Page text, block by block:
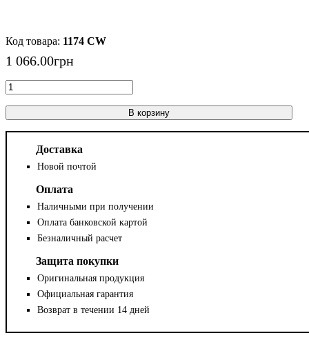
1174 CW
1 066.00грн
В корзину
Доставка
Новой почтой
Оплата
Наличными при получении
Оплата банковской картой
Безналичный расчет
Защита покупки
Оригинальная продукция
Официальная гарантия
Возврат в течении 14 дней